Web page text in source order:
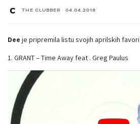
THE CLUBBER · 04.04.2018
Dee je pripremila listu svojih aprilskih
1. GRANT – Time Away feat . Greg Paulus